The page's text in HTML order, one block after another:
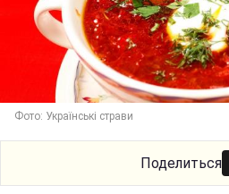
Фото: Українські страви
Поделиться